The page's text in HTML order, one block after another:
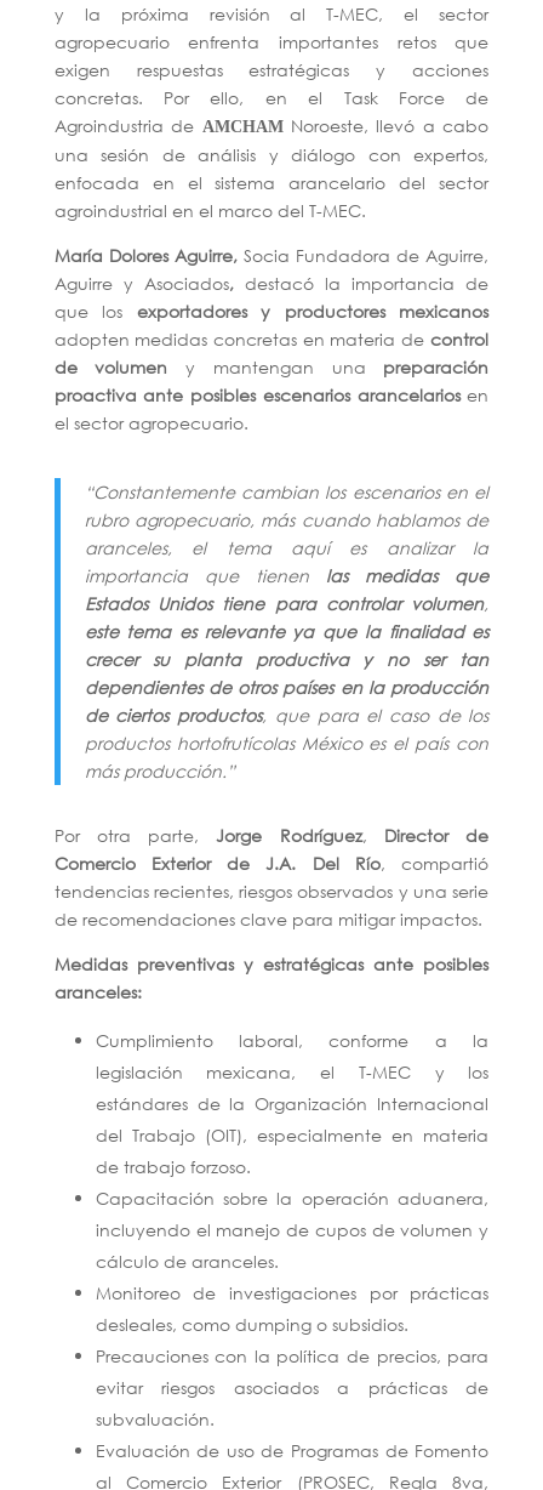
y la próxima revisión al T-MEC, el sector
agropecuario enfrenta importantes retos que
exigen respuestas estratégicas y acciones
concretas. Por ello, en el Task Force de
Agroindustria de AMCHAMNoroeste, llevó a cabo
una sesión de análisis y diálogo con expertos,
enfocada en el sistema arancelario del sector
agroindustrial en el marco del T-MEC.
María Dolores Aguirre, Socia Fundadora de Aguirre,
Aguirre y Asociados,destacó la importancia de
que los exportadores y productores mexicanos
adopten medidas concretas en materia de control
de volumen y mantengan una preparación
proactiva ante posibles escenarios arancelariosen
el sector agropecuario.
“Constantemente cambian los escenarios en el
rubro agropecuario, más cuando hablamos de
aranceles, el tema aquí es analizar la
importancia que tienen las medidas que
Estados Unidos tiene para controlar volumen,
este tema es relevante ya que la finalidad es
crecer su planta productiva y no ser tan
dependientes de otros países en la producción
de ciertos productos, que para el caso de los
productos hortofrutícolas México es el país con
más producción.”
Por otra parte, Jorge Rodríguez, Director de
Comercio Exterior de J.A. Del Río, compartió
tendencias recientes, riesgos observados y una serie
de recomendaciones clave para mitigar impactos.
Medidas preventivas y estratégicas ante posibles
aranceles:
Cumplimiento laboral, conforme a la
legislación mexicana, el T-MEC y los
estándares de la Organización Internacional
del Trabajo (OIT), especialmente en materia
de trabajo forzoso.
Capacitación sobre la operación aduanera,
incluyendo el manejo de cupos de volumen y
cálculo de aranceles.
Monitoreo de investigaciones por prácticas
desleales, como dumping o subsidios.
Precauciones con la política de precios, para
evitar riesgos asociados a prácticas de
subvaluación.
Evaluación de uso de Programas de Fomento
al Comercio Exterior (PROSEC, Regla 8va,